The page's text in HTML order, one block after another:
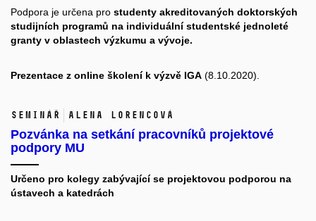
Podpora je určena pro studenty akreditovaných doktorských
studijních programů na individuální studentské jednoleté
granty v oblastech výzkumu a vývoje.
Prezentace z online školeník výzvě IGA (8.10.2020).
Seminář Alena Lorencová
Pozvánka na setkání pracovníků projektové
podpory MU
Určeno pro kolegy zabývající se projektovou podporou na
ústavech a katedrách